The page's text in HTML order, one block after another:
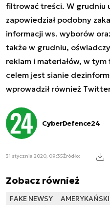
filtrować treści. W grudniu
zapowiedział podobny
informacji ws. wyborów
także w grudniu,
reklam i materiałów, w
celem jest sianie
wprowadził również
CyberDefence24
31 stycznia 2020, 09:35Źródło:
Zobacz również
FAKE NEWSY